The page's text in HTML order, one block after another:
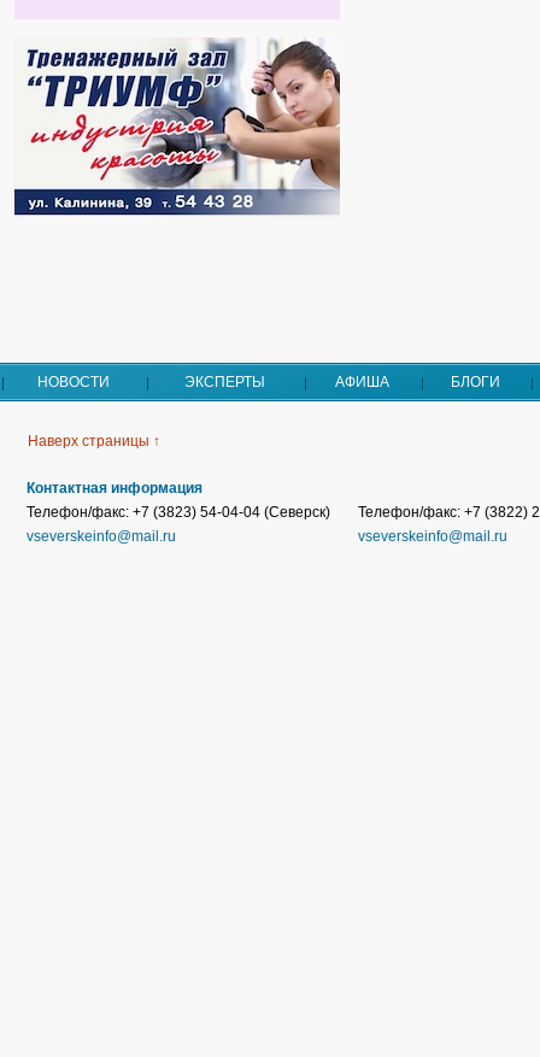
НОВОСТИ ЭКСПЕРТЫ АФИША БЛОГИ
Наверх страницы ↑
Контактная информация
Телефон/факс: +7 (3823) 54-04-04 (Северск)
vseverskeinfo@mail.ru
Телефон/факс: +7 (3822)
vseverskeinfo@mail.ru